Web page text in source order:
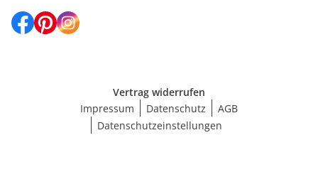
Vertrag widerrufen
Impressum
Datenschutz
AGB
Datenschutzeinstellungen